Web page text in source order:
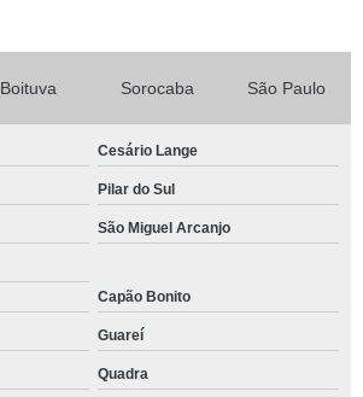
Boituva Sorocaba São Paulo
Cesário Lange
Pilar do Sul
São Miguel Arcanjo
Capão Bonito
Guareí
Quadra